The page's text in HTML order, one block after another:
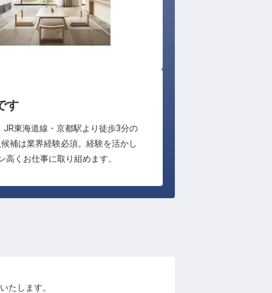
す
東海道線・京都駅より徒歩3分の
補は業界経験必須。経験を活かし
くお仕事に取り組めます。
たします。